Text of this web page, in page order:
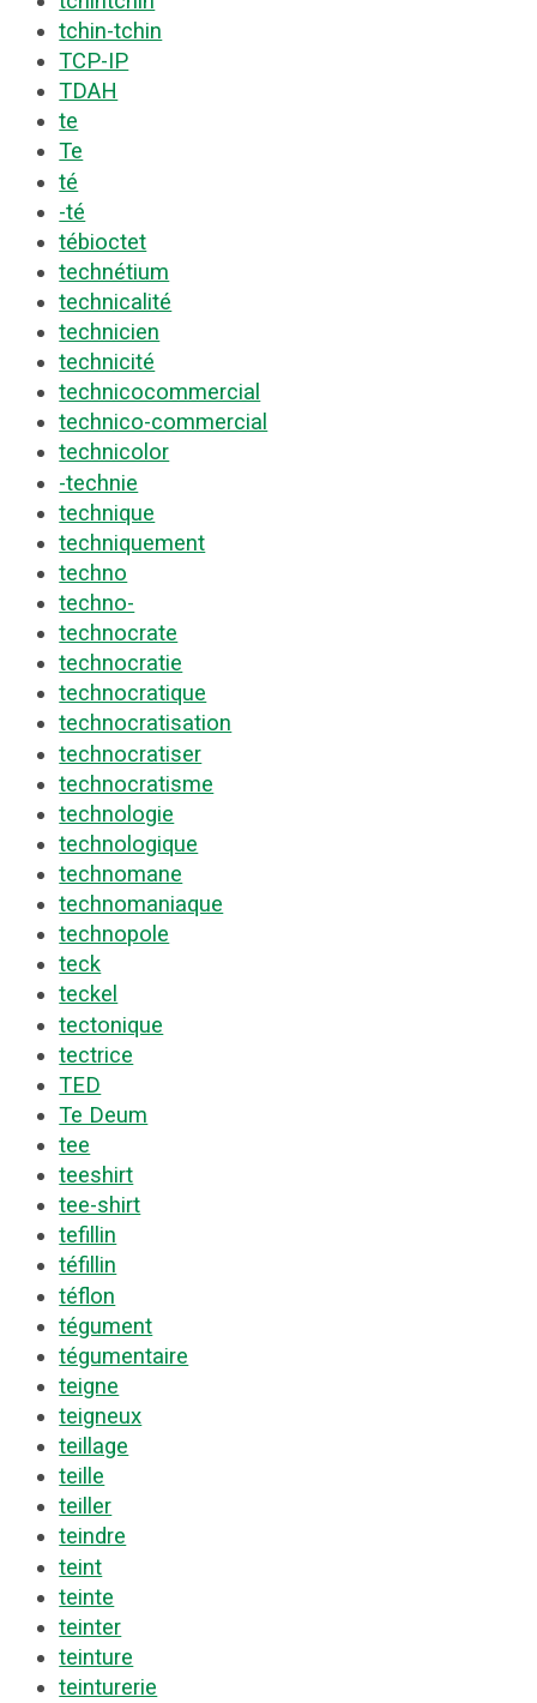
tchin-tchin
TCP-IP
TDAH
te
Te
té
-té
tébioctet
technétium
technicalité
technicien
technicité
technicocommercial
technico-commercial
technicolor
-technie
technique
techniquement
techno
techno-
technocrate
technocratie
technocratique
technocratisation
technocratiser
technocratisme
technologie
technologique
technomane
technomaniaque
technopole
teck
teckel
tectonique
tectrice
TED
Te Deum
tee
teeshirt
tee-shirt
tefillin
téfillin
téflon
tégument
tégumentaire
teigne
teigneux
teillage
teille
teiller
teindre
teint
teinte
teinter
teinture
teinturerie